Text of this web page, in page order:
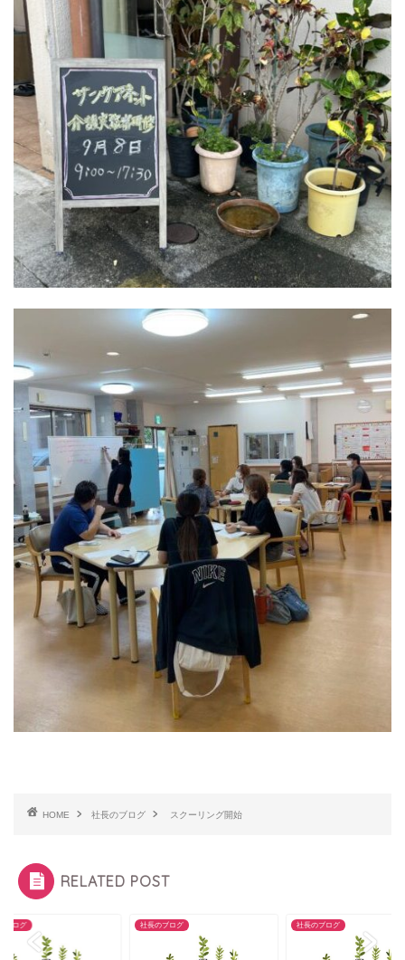
HOME 社長のブログ スクーリング開始
RELATED POST
ブログ 社長のブログ 社長のブログ